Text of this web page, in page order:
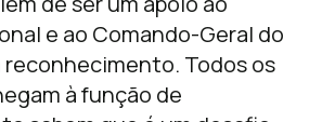
e ao Comando-Geral do
reconhecimento. Todos os
à função de